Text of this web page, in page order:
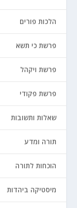
הלכות פורים
פרשת כי תשא
פרשת ויקהל
פרשת פקודי
שאלות ותשובות
תורה ומדע
הוכחות לתורה
מיסטיקה ביהדות